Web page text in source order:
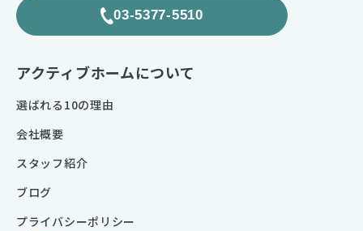
03-5377-5510
アクティブホームについて
選ばれる10の理由
会社概要
スタッフ紹介
ブログ
プライバシーポリシー